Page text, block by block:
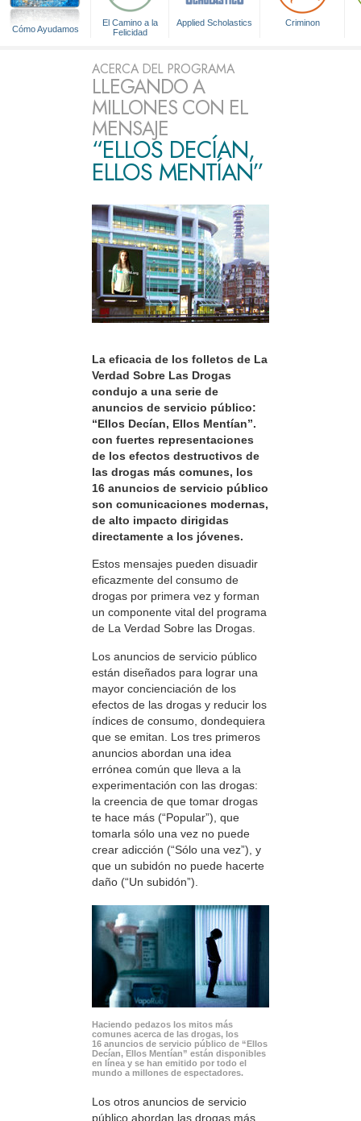
Cómo Ayudamos
El Camino a la
Felicidad
Applied Scholastics Criminon
ACERCA DEL PROGRAMA
LLEGANDO A
MILLONES CON EL
MENSAJE
“ELLOS DECÍAN,
ELLOS MENTÍAN”
La eficacia de los folletos de La
Verdad Sobre Las Drogas
condujo a una serie de
anuncios de servicio público:
“Ellos Decían, Ellos Mentían”.
con fuertes representaciones
de los efectos destructivos de
las drogas más comunes, los
16 anuncios de servicio público
son comunicaciones modernas,
de alto impacto dirigidas
directamente a los jóvenes.
Estos mensajes pueden disuadir
eficazmente del consumo de
drogas por primera vez y forman
un componente vital del programa
de La Verdad Sobre las Drogas.
Los anuncios de servicio público
están diseñados para lograr una
mayor concienciación de los
efectos de las drogas y reducir los
índices de consumo, dondequiera
que se emitan. Los tres primeros
anuncios abordan una idea
errónea común que lleva a la
experimentación con las drogas:
la creencia de que tomar drogas
te hace más (“Popular”), que
tomarla sólo una vez no puede
crear adicción (“Sólo una vez”), y
que un subidón no puede hacerte
daño (“Un subidón”).
Haciendo pedazos los mitos más
comunes acerca de las drogas, los
16 anuncios de servicio público de “Ellos
Decían, Ellos Mentían” están disponibles
en línea y se han emitido por todo el
mundo a millones de espectadores.
Los otros anuncios de servicio
público abordan las drogas más